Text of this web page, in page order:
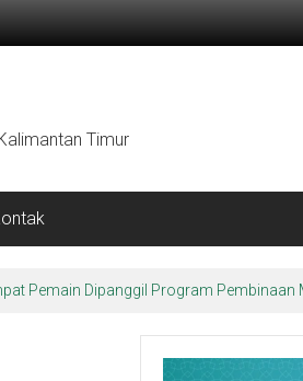
Timur
Indah melalui CAI ke-47